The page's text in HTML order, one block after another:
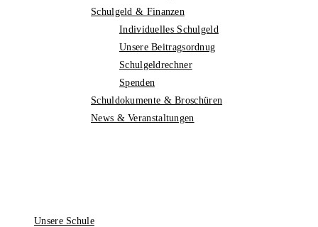
Schulgeld & Finanzen
Individuelles Schulgeld
Unsere Beitragsordnug
Schulgeldrechner
Spenden
Schuldokumente & Broschüren
News & Veranstaltungen
Unsere Schule